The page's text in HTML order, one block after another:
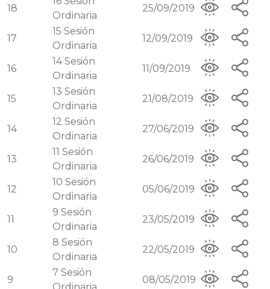
18
Ordinaria
25/09/2019
17
15 Sesión
Ordinaria
12/09/2019
16
14Sesión
Ordinaria
11/09/2019
15
13 Sesión
Ordinaria
21/08/2019
14
12 Sesión
Ordinaria
27/06/2019
13
11 Sesión
Ordinaria
26/06/2019
12
10 Sesión
Ordinaria
05/06/2019
11
9 Sesión
Ordinaria
23/05/2019
10
8 Sesión
Ordinaria
22/05/2019
9
7 Sesión
08/05/2019